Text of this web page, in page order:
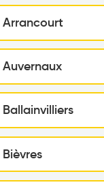
Arrancourt
Auvernaux
Ballainvilliers
Bièvres